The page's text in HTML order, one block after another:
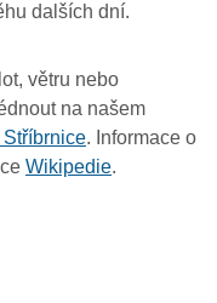
dalších dní.
větru nebo
na našem
Stříbrnice. Informace o
Wikipedie.